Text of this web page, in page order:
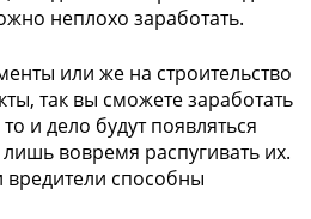
неплохо заработать.
или же на строительство
так вы сможете заработать
и дело будут появляться
вовремя распугивать их.
вредители способны